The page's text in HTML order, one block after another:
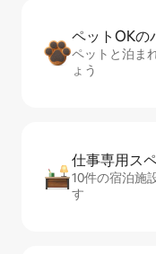
ペットOKの
ペットと泊ま
ょう
仕事専用ス⁠
10件の宿泊施
す